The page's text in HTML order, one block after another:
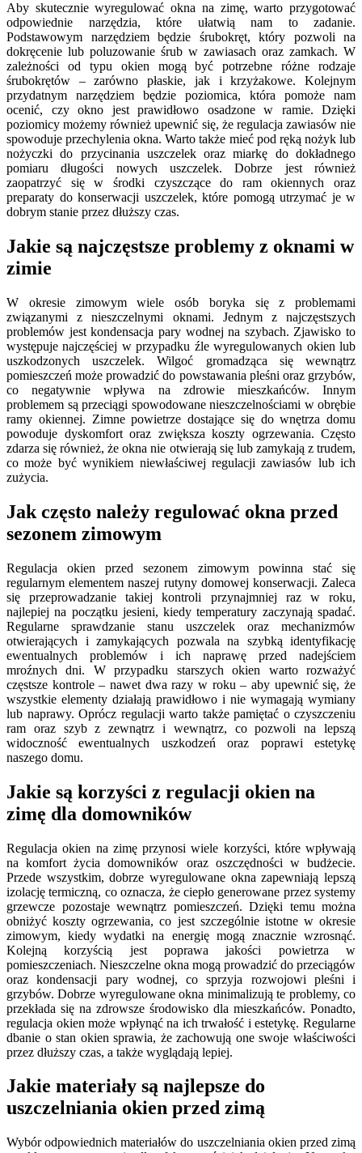
Aby skutecznie wyregulować okna na zimę, warto przygotować
odpowiednie narzędzia, które ułatwią nam to zadanie.
Podstawowym narzędziem będzie śrubokręt, który pozwoli na
dokręcenie lub poluzowanie śrub w zawiasach oraz zamkach. W
zależności od typu okien mogą być potrzebne różne rodzaje
śrubokrętów – zarówno płaskie, jak i krzyżakowe. Kolejnym
przydatnym narzędziem będzie poziomica, która pomoże nam
ocenić, czy okno jest prawidłowo osadzone w ramie. Dzięki
poziomicy możemy również upewnić się, że regulacja zawiasów nie
spowoduje przechylenia okna. Warto także mieć pod ręką nożyk lub
nożyczki do przycinania uszczelek oraz miarkę do dokładnego
pomiaru długości nowych uszczelek. Dobrze jest również
zaopatrzyć się w środki czyszczące do ram okiennych oraz
preparaty do konserwacji uszczelek, które pomogą utrzymać je w
dobrym stanie przez dłuższy czas.
Jakie są najczęstsze problemy z oknami w
zimie
W okresie zimowym wiele osób boryka się z problemami
związanymi z nieszczelnymi oknami. Jednym z najczęstszych
problemów jest kondensacja pary wodnej na szybach. Zjawisko to
występuje najczęściej w przypadku źle wyregulowanych okien lub
uszkodzonych uszczelek. Wilgoć gromadząca się wewnątrz
pomieszczeń może prowadzić do powstawania pleśni oraz grzybów,
co negatywnie wpływa na zdrowie mieszkańców. Innym
problemem są przeciągi spowodowane nieszczelnościami w obrębie
ramy okiennej. Zimne powietrze dostające się do wnętrza domu
powoduje dyskomfort oraz zwiększa koszty ogrzewania. Często
zdarza się również, że okna nie otwierają się lub zamykają z trudem,
co może być wynikiem niewłaściwej regulacji zawiasów lub ich
zużycia.
Jak często należy regulować okna przed
sezonem zimowym
Regulacja okien przed sezonem zimowym powinna stać się
regularnym elementem naszej rutyny domowej konserwacji. Zaleca
się przeprowadzanie takiej kontroli przynajmniej raz w roku,
najlepiej na początku jesieni, kiedy temperatury zaczynają spadać.
Regularne sprawdzanie stanu uszczelek oraz mechanizmów
otwierających i zamykających pozwala na szybką identyfikację
ewentualnych problemów i ich naprawę przed nadejściem
mroźnych dni. W przypadku starszych okien warto rozważyć
częstsze kontrole – nawet dwa razy w roku – aby upewnić się, że
wszystkie elementy działają prawidłowo i nie wymagają wymiany
lub naprawy. Oprócz regulacji warto także pamiętać o czyszczeniu
ram oraz szyb z zewnątrz i wewnątrz, co pozwoli na lepszą
widoczność ewentualnych uszkodzeń oraz poprawi estetykę
naszego domu.
Jakie są korzyści z regulacji okien na
zimę dla domowników
Regulacja okien na zimę przynosi wiele korzyści, które wpływają
na komfort życia domowników oraz oszczędności w budżecie.
Przede wszystkim, dobrze wyregulowane okna zapewniają lepszą
izolację termiczną, co oznacza, że ciepło generowane przez systemy
grzewcze pozostaje wewnątrz pomieszczeń. Dzięki temu można
obniżyć koszty ogrzewania, co jest szczególnie istotne w okresie
zimowym, kiedy wydatki na energię mogą znacznie wzrosnąć.
Kolejną korzyścią jest poprawa jakości powietrza w
pomieszczeniach. Nieszczelne okna mogą prowadzić do przeciągów
oraz kondensacji pary wodnej, co sprzyja rozwojowi pleśni i
grzybów. Dobrze wyregulowane okna minimalizują te problemy, co
przekłada się na zdrowsze środowisko dla mieszkańców. Ponadto,
regulacja okien może wpłynąć na ich trwałość i estetykę. Regularne
dbanie o stan okien sprawia, że zachowują one swoje właściwości
przez dłuższy czas, a także wyglądają lepiej.
Jakie materiały są najlepsze do
uszczelniania okien przed zimą
Wybór odpowiednich materiałów do uszczelniania okien przed zimą